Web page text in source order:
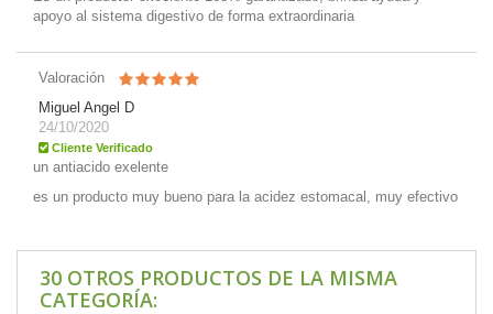
apoyo al sistema digestivo de forma extraordinaria
Valoración
Miguel Angel D
24/10/2020
Cliente Verificado
un antiacido exelente
es un producto muy bueno para la acidez estomacal, muy efectivo
30 OTROS PRODUCTOS DE LA MISMA
CATEGORÍA: